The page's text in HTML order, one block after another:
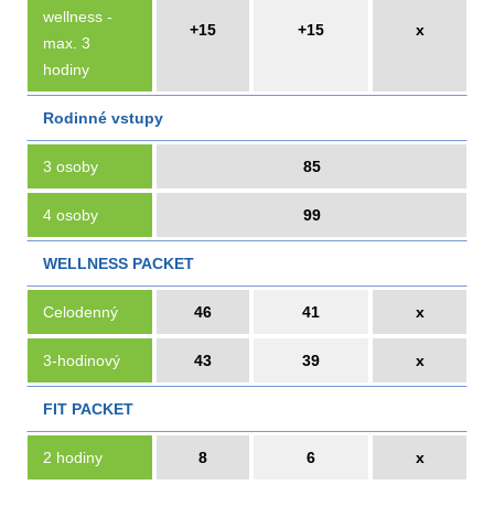
wellness -
max. 3
hodiny
+15 +15 x
Rodinné vstupy
3 osoby 85
4 osoby 99
WELLNESS PACKET
Celodenný 46 41 x
3-hodinový 43 39 x
FIT PACKET
2 hodiny 8 6 x